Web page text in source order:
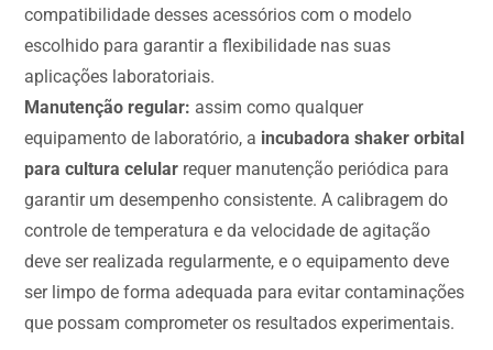
compatibilidade desses acessórios com o modelo
escolhido para garantir a flexibilidade nas suas
aplicações laboratoriais.
Manutenção regular: assim como qualquer
equipamento de laboratório, a incubadora shaker orbital
para cultura celular requer manutenção periódica para
garantir um desempenho consistente. A calibragem do
controle de temperatura e da velocidade de agitação
deve ser realizada regularmente, e o equipamento deve
ser limpo de forma adequada para evitar contaminações
que possam comprometer os resultados experimentais.